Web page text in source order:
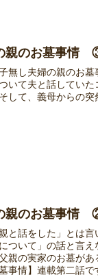
親のお墓事情
無し夫婦の親のお
いて夫と話してい
して、義母からの
親のお墓事情
と話をした」とは
ついて」の話と言
親の実家のお墓が
事情】連載第二話で